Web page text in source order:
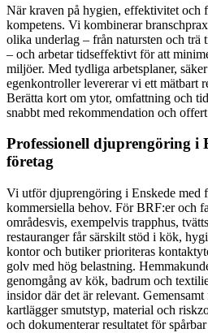
När kraven på hygien, effektivitet och
kompetens. Vi kombinerar
olika underlag – från natursten och
– och arbetar tidseffektivt för att
miljöer. Med tydliga arbetsplaner,
egenkontroller levererar vi ett mätbart
Berätta kort om ytor, omfattning och
snabbt med rekommendation och
Professionell djuprengöring i
företag
Vi utför djuprengöring i Enskede med
kommersiella behov. För BRF:er och
områdesvis, exempelvis trapphus,
restauranger får särskilt stöd i kök,
kontor och butiker prioriteras
golv med hög belastning.
genomgång av kök, badrum och
insidor där det är relevant.
kartlägger smutstyp, material och
och dokumenterar resultatet för